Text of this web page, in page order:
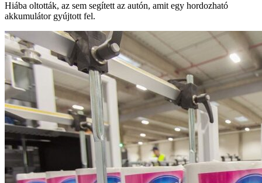
Hiába oltották, az sem segített az autón, amit egy hordozható
akkumulátor gyújtott fel.